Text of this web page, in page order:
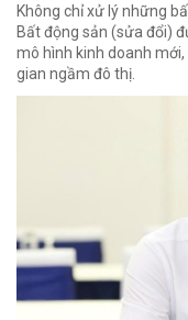
Không chỉ xử lý những
Bất động sản (sửa đổi)
mô hình kinh doanh
gian ngầm đô thị.